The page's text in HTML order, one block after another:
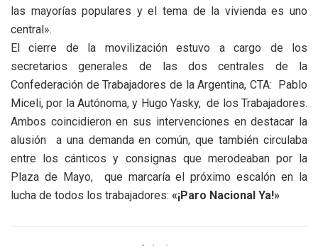
las mayorías populares y el tema de la vivienda es uno
central».
El cierre de la movilización estuvo a cargo de los
secretarios generales de las dos centrales de la
Confederación de Trabajadores de la Argentina, CTA: Pablo
Miceli, por la Autónoma, y Hugo Yasky, de los Trabajadores.
Ambos coincidieron en sus intervenciones en destacar la
alusión a una demanda en común, que también circulaba
entre los cánticos y consignas que merodeaban por la
Plaza de Mayo, que marcaría el próximo escalón en la
lucha de todos los trabajadores: «¡Paro Nacional Ya!»